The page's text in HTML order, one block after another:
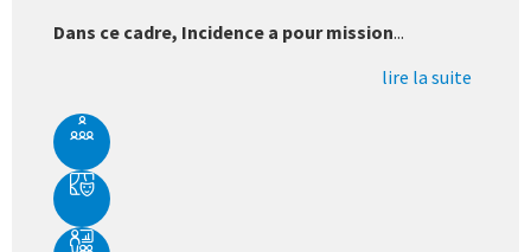
Dans ce cadre, Incidence a pour mission...
lire la suite